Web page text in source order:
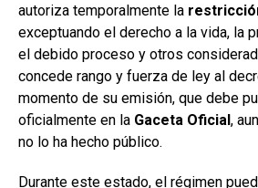
autoriza temporalmente la
exceptuando el derecho a la vida, la
el debido proceso y otros
concede rango y fuerza de ley al
momento de su emisión, que debe
oficialmente en la Gaceta Oficial,
no lo ha hecho público.
Durante este estado, el régimen